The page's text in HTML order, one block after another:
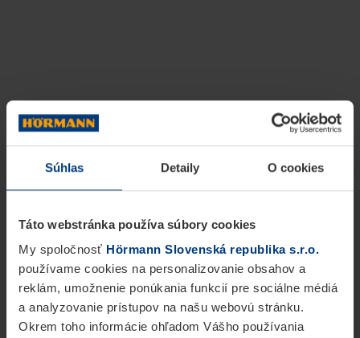
Súhlas Detaily O cookies
Táto webstránka používa súbory cookies
My spoločnosť Hörmann Slovenská republika s.r.o.
používame cookies na personalizovanie obsahov a
reklám, umožnenie ponúkania funkcií pre sociálne médiá
a analyzovanie prístupov na našu webovú stránku.
Okrem toho informácie ohľadom Vášho používania